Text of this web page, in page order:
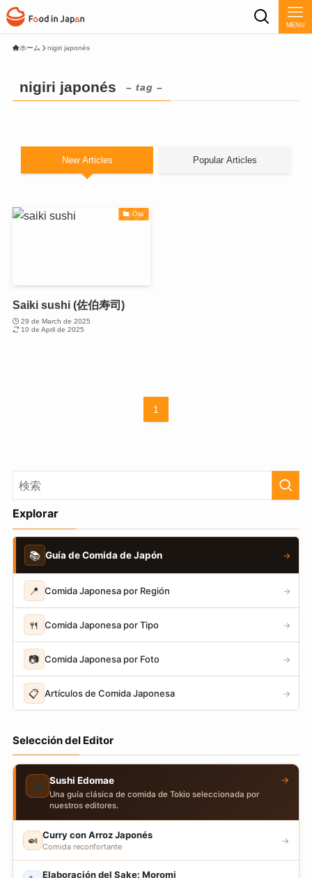
MENU
ホーム nigiri japonés
nigiri japonés – tag –
New Articles Popular Articles
Oita
Saiki sushi (佐伯寿司)
29 de March de 2025
10 de April de 2025
1
Explorar
📚 Guía de Comida de Japón →
📍 Comida Japonesa por Región →
🍴 Comida Japonesa por Tipo →
📷 Comida Japonesa por Foto →
📋 Artículos de Comida Japonesa →
Selección del Editor
🍣 Sushi Edomae
Una guía clásica de comida de Tokio seleccionada por
nuestros editores.
→
🍛 Curry con Arroz Japonés
Comida reconfortante
→
Elaboración del Sake: Moromi